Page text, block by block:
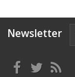
Newsletter